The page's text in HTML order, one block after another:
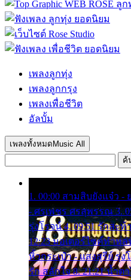
เพลงลูกทุ่ง
เพลงลูกกรุง
เพลงเพื่อชีวิต
อัลบั้ม
เพลงทั้งหมด Music All
ค้
1. 00:00 สามสิบยังแจ๋ว -
- ศรเพชร ศรสุพรรณ 3.
รุ่งโรจน์ 4. 09:51 รักสะ
12:23 มอเตอร์ไซค์ทำห
หิ้วกระเป๋า - แสงสุรีย์ รุ่ง
รัก สลักใจ 8. 21:21 น้ำ